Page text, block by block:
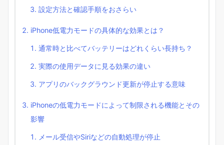
設定方法と確認手順をおさらい
iPhone低電力モードの具体的な効果とは？
通常時と比べてバッテリーはどれくらい長持ち？
実際の使用データに見る効果の違い
アプリのバックグラウンド更新が停止する意味
iPhoneの低電力モードによって制限される機能とその
影響
メール受信やSiriなどの自動処理が停止